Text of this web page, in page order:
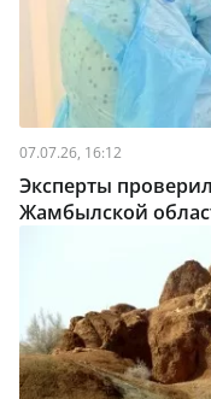
07.07.26, 16:12
Эксперты
Жамбылской